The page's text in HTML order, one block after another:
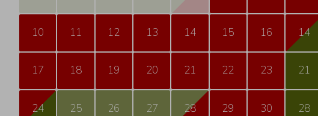
10 11 12 13 14 15 16
17 18 19 20 21 22 23
24 25 26 27 28 29 30
14
21
28